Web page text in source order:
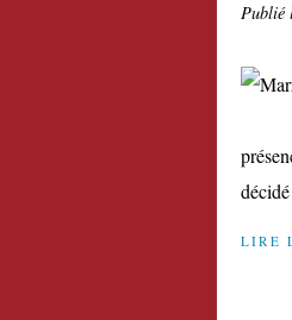
Publié
LIRE